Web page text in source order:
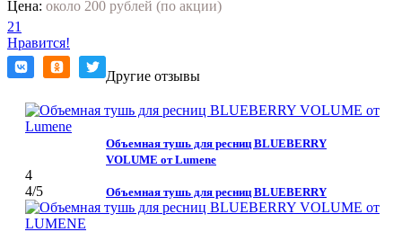
Цена: около 200 рублей (по акции)
21
Нравится!
Другие отзывы
Объемная тушь для ресниц BLUEBERRY
VOLUME от Lumene
4
4/5 Объемная тушь для ресниц BLUEBERRY